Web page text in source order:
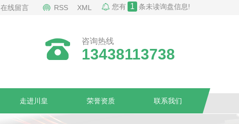
在线留言 RSS XML 您有 1 条未读询盘信息!
咨询热线
13438113738
走进川皇 荣誉资质 联系我们